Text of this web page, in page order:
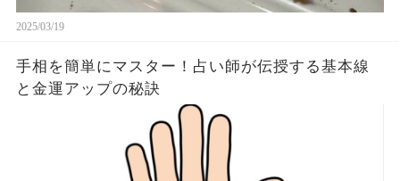
2025/03/19
手相を簡単にマスター！占い師が伝授する基本線
と金運アップの秘訣